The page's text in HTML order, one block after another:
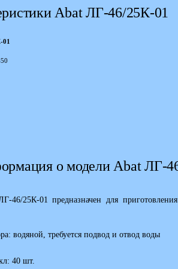
Abat ЛГ-46/25К-01
01
о модели Abat ЛГ-
46/25К-01 предназначен для
водяной, требуется подвод и отвод воды
40 шт.